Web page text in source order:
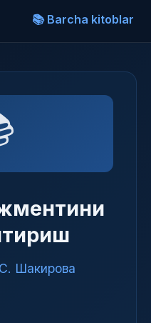
📚 Barcha kitoblar
Шакирова